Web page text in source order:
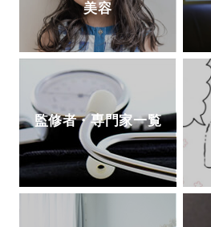
美容
監修者・専門家一覧